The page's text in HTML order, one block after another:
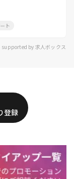
ト
supported by 求人ボックス
登録